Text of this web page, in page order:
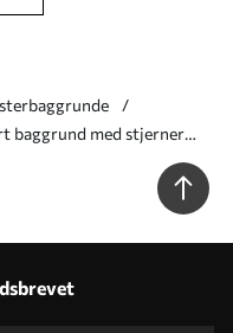
baggrund med stjerner